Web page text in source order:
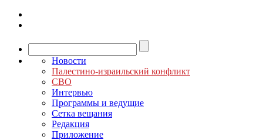
Новости
Палестино-израильский конфликт
СВО
Интервью
Программы и ведущие
Сетка вещания
Редакция
Приложение